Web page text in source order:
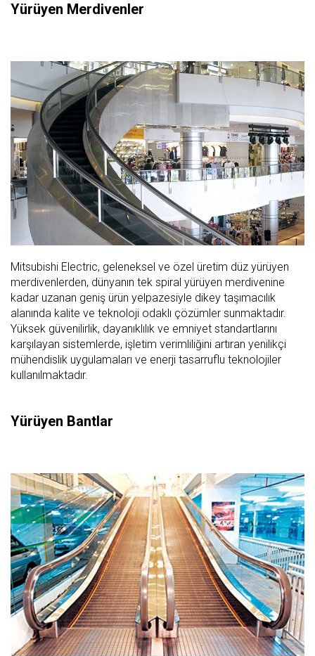
Yürüyen Merdivenler
Mitsubishi Electric, geleneksel ve özel üretim düz yürüyen
merdivenlerden, dünyanın tek spiral yürüyen merdivenine
kadar uzanan geniş ürün yelpazesiyle dikey taşımacılık
alanında kalite ve teknoloji odaklı çözümler sunmaktadır.
Yüksek güvenilirlik, dayanıklılık ve emniyet standartlarını
karşılayan sistemlerde, işletim verimliliğini artıran yenilikçi
mühendislik uygulamaları ve enerji tasarruflu teknolojiler
kullanılmaktadır.
Yürüyen Bantlar